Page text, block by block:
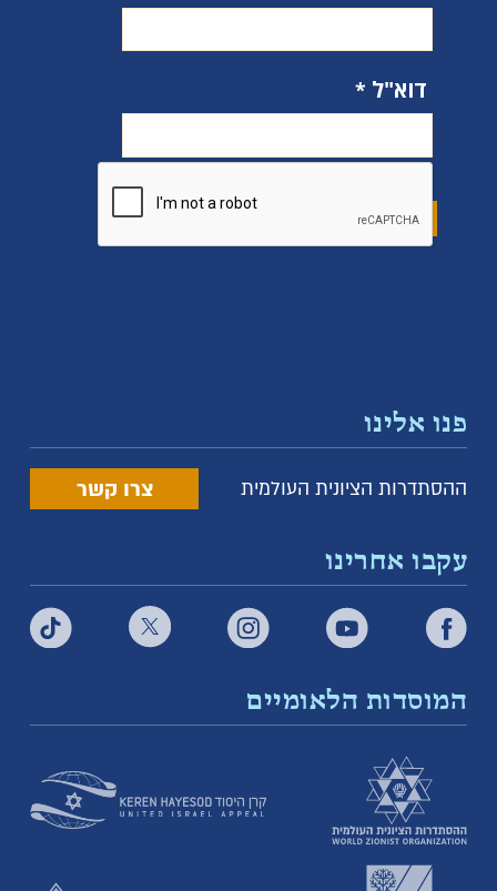
דוא"ל
פנו אלינו
ההסתדרות הציונית העולמית צרו קשר
עקבו אחרינו
המוסדות הלאומיים